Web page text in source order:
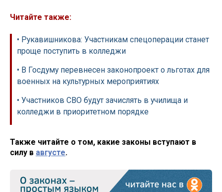
Читайте также:
• Рукавишникова: Участникам спецоперации станет
проще поступить в колледжи
• В Госдуму перевнесен законопроект о льготах для
военных на культурных мероприятиях
• Участников СВО будут зачислять в училища и
колледжи в приоритетном порядке
Также читайте о том, какие законы вступают в
силу в августе.